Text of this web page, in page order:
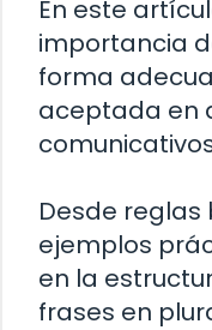
En este
importancia
forma
aceptada en
Desde
ejemplos
en la
frases en